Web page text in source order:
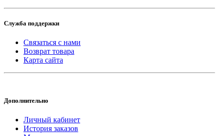
Служба поддержки
Связаться с нами
Возврат товара
Карта сайта
Дополнительно
Личный кабинет
История заказов